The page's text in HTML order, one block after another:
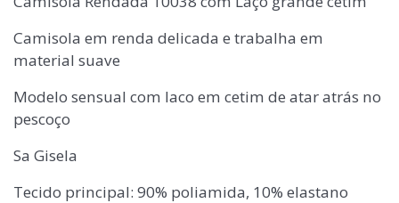
Camisola em renda delicada e trabalha em
material suave
Modelo sensual com laco em cetim de atar atrás no
pescoço
Sa Gisela
Tecido principal: 90% poliamida, 10% elastano